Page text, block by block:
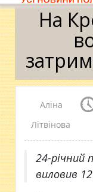
На
Аліна
Літвінова
24-річний
виловив